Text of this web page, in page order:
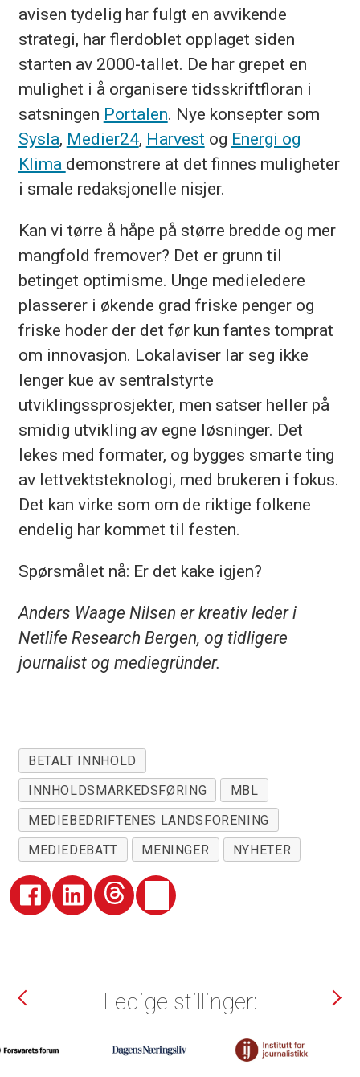
avisen tydelig har fulgt en avvikende
strategi, har flerdoblet opplaget siden
starten av 2000-tallet. De har grepet en
mulighet i å organisere tidsskriftfloran i
satsningen Portalen. Nye konsepter som
Sysla, Medier24, Harvest og Energi og
Klima demonstrere at det finnes muligheter
i smale redaksjonelle nisjer.
Kan vi tørre å håpe på større bredde og mer
mangfold fremover? Det er grunn til
betinget optimisme. Unge medieledere
plasserer i økende grad friske penger og
friske hoder der det før kun fantes tomprat
om innovasjon. Lokalaviser lar seg ikke
lenger kue av sentralstyrte
utviklingssprosjekter, men satser heller på
smidig utvikling av egne løsninger. Det
lekes med formater, og bygges smarte ting
av lettvektsteknologi, med brukeren i fokus.
Det kan virke som om de riktige folkene
endelig har kommet til festen.
Spørsmålet nå: Er det kake igjen?
Anders Waage Nilsen er kreativ leder i
Netlife Research Bergen, og tidligere
journalist og mediegründer.
BETALT INNHOLD
INNHOLDSMARKEDSFØRING
MBL
MEDIEBEDRIFTENES LANDSFORENING
MEDIEDEBATT
MENINGER NYHETER
Ledige stillinger: